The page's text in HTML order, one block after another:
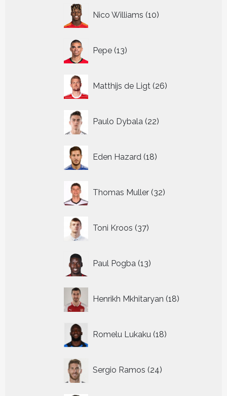
Nico Williams 10
producten
Pepe 13
producten
Matthijs de Ligt 26
producten
Paulo Dybala 22
producten
Eden Hazard 18
producten
Thomas Muller 32
producten
Toni Kroos 37
producten
Paul Pogba 13
producten
Henrikh Mkhitaryan 18
producten
Romelu Lukaku 18
producten
Sergio Ramos 24
producten